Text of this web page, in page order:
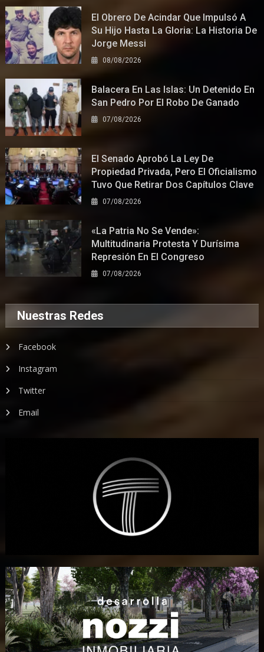
El Obrero De Acindar Que Impulsó A
Su Hijo Hasta La Gloria: La Historia De
Jorge Messi
08/08/2026
Balacera En Las Islas: Un Detenido En
San Pedro Por El Robo De Ganado
07/08/2026
El Senado Aprobó La Ley De
Propiedad Privada, Pero El Oficialismo
Tuvo Que Retirar Dos Capítulos Clave
07/08/2026
«La Patria No Se Vende»:
Multitudinaria Protesta Y Durísima
Represión En El Congreso
07/08/2026
Nuestras Redes
Facebook
Instagram
Twitter
Email